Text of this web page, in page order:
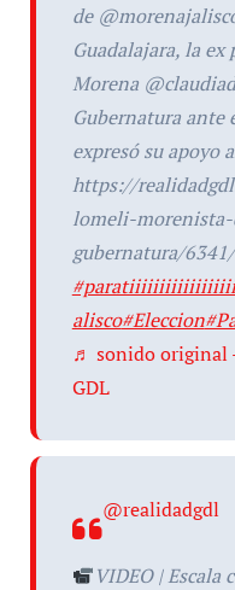
de
Guadalajara, la
Morena
Gubernatura ante
expresó su apoyo
https://
lomeli-
gubernatura/6341/
alisco#Eleccion
♬ sonido original
GDL
@realidadgdl
VIDEO |